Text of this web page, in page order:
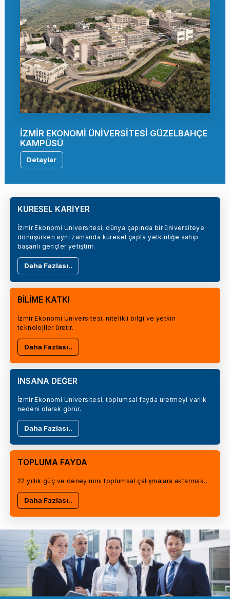
İZMİR EKONOMİ ÜNİVERSİTESİ GÜZELBAHÇE
KAMPÜSÜ
Detaylar
KÜRESEL KARİYER
İzmir Ekonomi Üniversitesi, dünya çapında bir üniversiteye
dönüşürken aynı zamanda küresel çapta yetkinliğe sahip
başarılı gençler yetiştirir.
Daha Fazlası..
BİLİME KATKI
İzmir Ekonomi Üniversitesi, nitelikli bilgi ve yetkin
teknolojiler üretir.
Daha Fazlası..
İNSANA DEĞER
İzmir Ekonomi Üniversitesi, toplumsal fayda üretmeyi varlık
nedeni olarak görür.
Daha Fazlası..
TOPLUMA FAYDA
22 yıllık güç ve deneyimini toplumsal çalışmalara aktarmak..
Daha Fazlası..